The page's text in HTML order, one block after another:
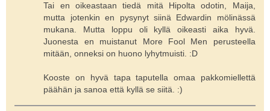
Tai en oikeastaan tiedä mitä Hipolta odotin, Maija,
mutta jotenkin en pysynyt siinä Edwardin mölinässä
mukana. Mutta loppu oli kyllä oikeasti aika hyvä.
Juonesta en muistanut More Fool Men perusteella
mitään, onneksi on huono lyhytmuisti. :D
Kooste on hyvä tapa taputella omaa pakkomiellettä
päähän ja sanoa että kyllä se siitä. :)